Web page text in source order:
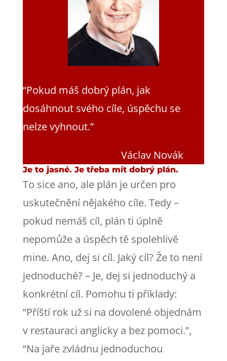
“Pokud máš dobrý plán, jak
dosáhnout svého cíle, úspěchu se
nelze vyhnout.”
Václav Novák
Je to jasné. Je třeba mít dobrý plán.
To sice ano, ale plán je určen pro
uskutečnění nějakého cíle. Tedy –
pokud nemáš cíl, plán ti úplně
nepomůže a úspěch tě spolehlivě
mine. Ano, dej si cíl. Jaký cíl? Že to není
jednoduché? – Je, dej si jednoduchý a
konkrétní cíl. Pomohu ti příklady:
“Příští rok už si na dovolené objednám
v restauraci anglicky a bez pomoci.”,
“Na jaře zvládnu jednoduchou